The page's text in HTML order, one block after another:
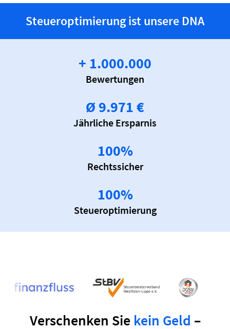
Steueroptimierung ist unsere DNA
Bewertungen
+ 1.000.000
Jährliche Ersparnis
Ø 9.971 €
Rechtssicher
100%
Steueroptimierung
100%
Verschenken Sie kein Geld –